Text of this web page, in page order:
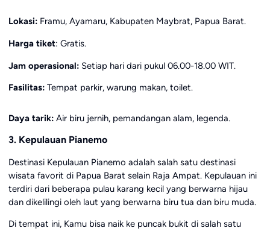
Lokasi:Framu, Ayamaru, Kabupaten Maybrat, Papua Barat.
Harga tiket: Gratis.
Jam operasional:Setiap hari dari pukul 06.00-18.00 WIT.
Fasilitas:Tempat parkir, warung makan, toilet.
Daya tarik:Air biru jernih, pemandangan alam, legenda.
3. Kepulauan Pianemo
Destinasi Kepulauan Pianemo adalah salah satu destinasi
wisata favorit di Papua Barat selain Raja Ampat. Kepulauan ini
terdiri dari beberapa pulau karang kecil yang berwarna hijau
dan dikelilingi oleh laut yang berwarna biru tua dan biru muda.
Di tempat ini, Kamu bisa naik ke puncak bukit di salah satu